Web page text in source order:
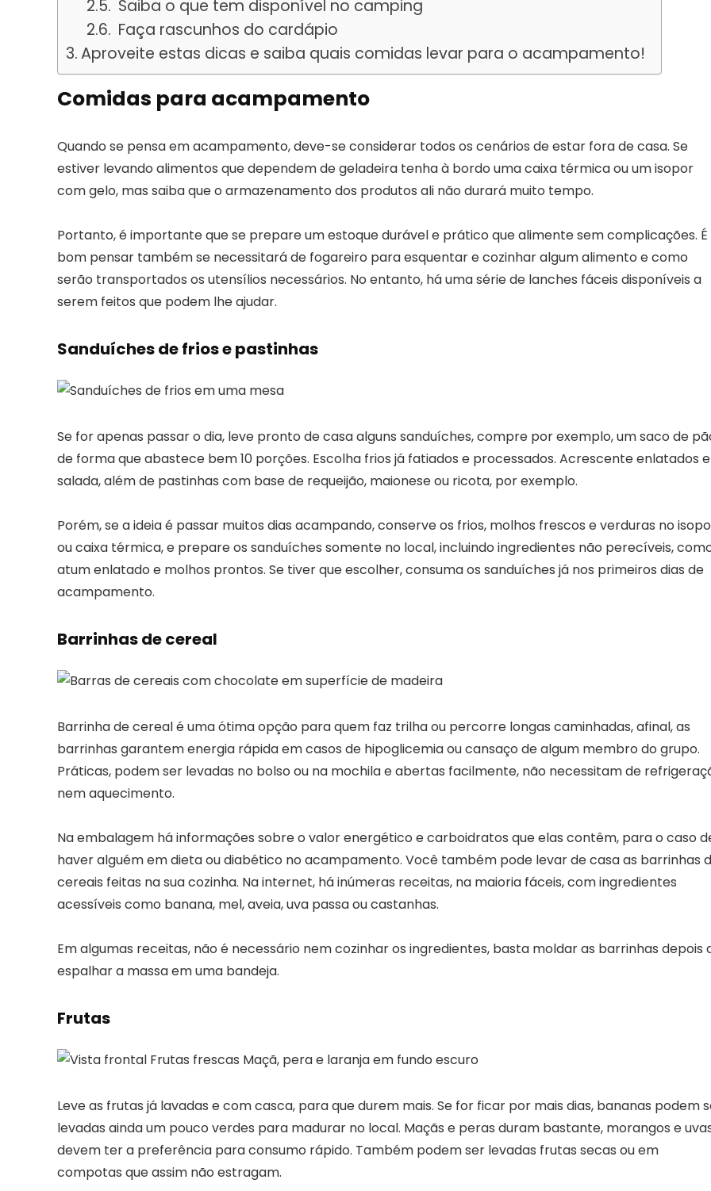
Saiba o que tem disponível no camping
Faça rascunhos do cardápio
Aproveite estas dicas e saiba quais comidas levar para o acampamento!
Comidas para acampamento
Quando se pensa em acampamento, deve-se considerar todos os cenários de estar fora de casa. Se
estiver levando alimentos que dependem de geladeira tenha à bordo uma caixa térmica ou um isopor
com gelo, mas saiba que o armazenamento dos produtos ali não durará muito tempo.
Portanto, é importante que se prepare um estoque durável e prático que alimente sem complicações. É
bom pensar também se necessitará de fogareiro para esquentar e cozinhar algum alimento e como
serão transportados os utensílios necessários. No entanto, há uma série de lanches fáceis disponíveis a
serem feitos que podem lhe ajudar.
Sanduíches de frios e pastinhas
Se for apenas passar o dia, leve pronto de casa alguns sanduíches, compre por exemplo, um saco de
de forma que abastece bem 10 porções. Escolha frios já fatiados e processados. Acrescente enlatados e
salada, além de pastinhas com base de requeijão, maionese ou ricota, por exemplo.
Porém, se a ideia é passar muitos dias acampando, conserve os frios, molhos frescos e verduras no
ou caixa térmica, e prepare os sanduíches somente no local, incluindo ingredientes não perecíveis,
atum enlatado e molhos prontos. Se tiver que escolher, consuma os sanduíches já nos primeiros dias de
acampamento.
Barrinhas de cereal
Barrinha de cereal é uma ótima opção para quem faz trilha ou percorre longas caminhadas, afinal, as
barrinhas garantem energia rápida em casos de hipoglicemia ou cansaço de algum membro do grupo.
Práticas, podem ser levadas no bolso ou na mochila e abertas facilmente, não necessitam de
nem aquecimento.
Na embalagem há informações sobre o valor energético e carboidratos que elas contêm, para o caso
haver alguém em dieta ou diabético no acampamento. Você também pode levar de casa as barrinhas
cereais feitas na sua cozinha. Na internet, há inúmeras receitas, na maioria fáceis, com ingredientes
acessíveis como banana, mel, aveia, uva passa ou castanhas.
Em algumas receitas, não é necessário nem cozinhar os ingredientes, basta moldar as barrinhas depois
espalhar a massa em uma bandeja.
Frutas
Leve as frutas já lavadas e com casca, para que durem mais. Se for ficar por mais dias, bananas podem
levadas ainda um pouco verdes para madurar no local. Maçãs e peras duram bastante, morangos e
devem ter a preferência para consumo rápido. Também podem ser levadas frutas secas ou em
compotas que assim não estragam.